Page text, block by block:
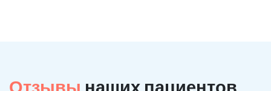
Отзывы наших пациентов